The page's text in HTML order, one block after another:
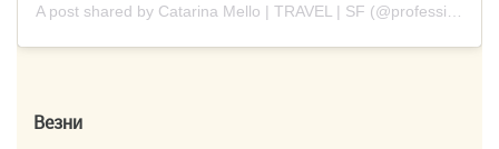
A post shared by Catarina Mello | TRAVEL | SF (@professionaltraveler) on
Везни